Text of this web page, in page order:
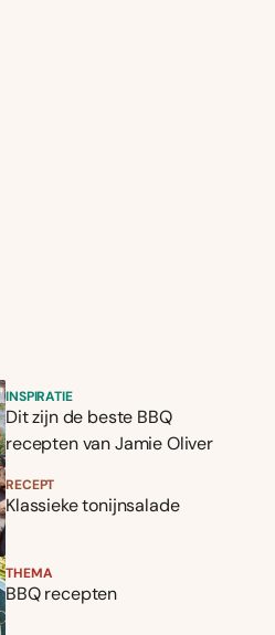
INSPIRATIE
Dit zijn de beste BBQ
recepten van Jamie Oliver
RECEPT
Klassieke tonijnsalade
THEMA
BBQ recepten